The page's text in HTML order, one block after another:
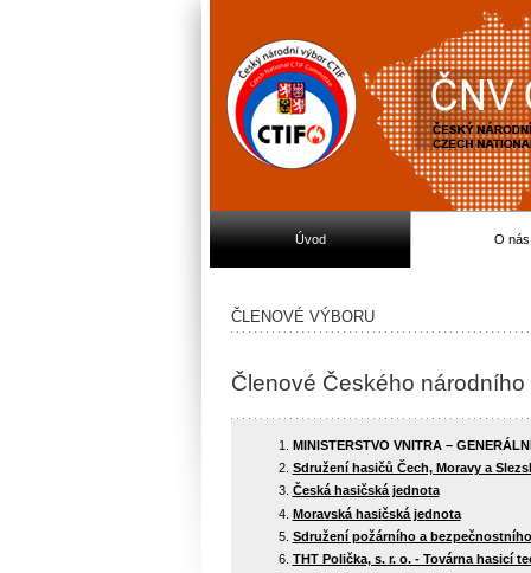
Úvod O nás
ČLENOVÉ VÝBORU
Členové Českého národního
MINISTERSTVO VNITRA –
Sdružení hasičů Čech, Moravy a
Česká hasičská jednota
Moravská hasičská jednota
Sdružení požárního a
THT Polička, s. r. o. - Továrna hasicí